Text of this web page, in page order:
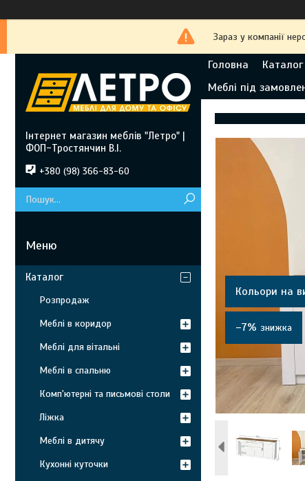
Зараз у компанії
Головна Каталог
Меблі під
Кольори на
–7%
Інтернет магазин меблів "Летро" |
ФОП-Тростянчин В.І.
+380 (98) 366-83-60
Каталог
Розпродаж
Меблі в коридор
Меблі для вітальні
Меблі в спальню
Комп'ютерні та письмові столи
Ліжка
Меблі в дитячу
Кухонні куточки